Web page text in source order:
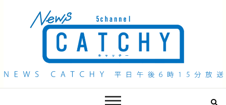
QAB NEWS Headline